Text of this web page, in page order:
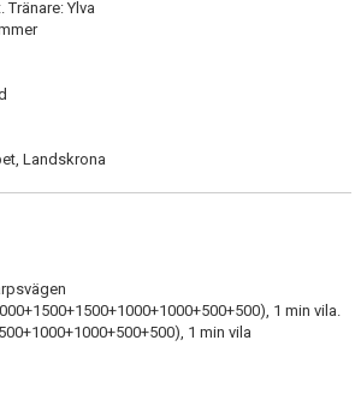
Tränare: Ylva
Landskrona
1 min vila.
1 min vila